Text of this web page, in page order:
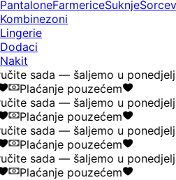
PantaloneFarmericeSuknje
Kombinezoni
Lingerie
Dodaci
Nakit
sada — šaljemo u
Plaćanje pouzećem
sada — šaljemo u
Plaćanje pouzećem
sada — šaljemo u
Plaćanje pouzećem
sada — šaljemo u
Plaćanje pouzećem